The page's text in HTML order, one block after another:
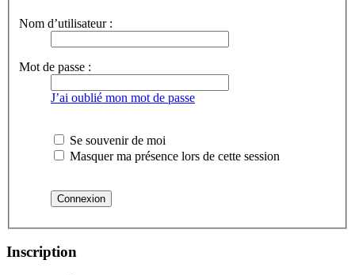
Nom d’utilisateur :
Mot de passe :
J’ai oublié mon mot de passe
Se souvenir de moi
Masquer ma présence lors de cette session
Inscription